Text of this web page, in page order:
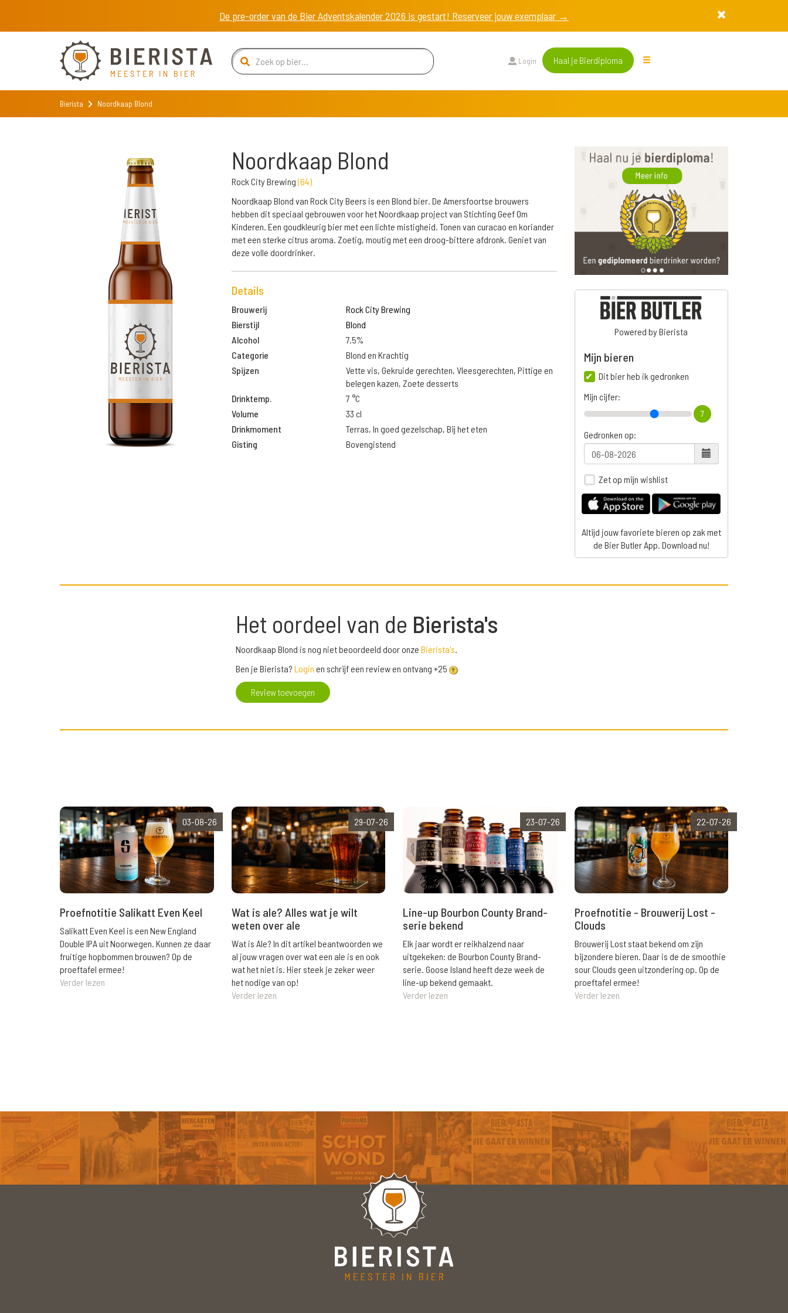
De pre-order van de Bier Adventskalender 2026 is gestart! Reserveer jouw exemplaar →
Login Haal je Bierdiploma
Bierista Noordkaap Blond
Noordkaap Blond
Rock City Brewing(64)
Noordkaap Blond van Rock City Beers is een Blond bier. De Amersfoortse brouwers
hebben dit speciaal gebrouwen voor het Noordkaap project van Stichting Geef Om
Kinderen. Een goudkleurig bier met een lichte mistigheid. Tonen van curacao en koriander
met een sterke citrus aroma. Zoetig, moutig met een droog-bittere afdronk. Geniet van
deze volle doordrinker.
Details
Brouwerij
Rock City Brewing
Bierstijl
Blond
Alcohol
7.5%
Categorie
Blond en Krachtig
Spijzen
Vette vis, Gekruide gerechten, Vleesgerechten, Pittige en
belegen kazen, Zoete desserts
Drinktemp.
7 °C
Volume
33 cl
Drinkmoment
Terras, In goed gezelschap, Bij het eten
Gisting
Bovengistend
Powered by Bierista
Mijn bieren
Dit bier heb ik gedronken
Mijn cijfer:
7
Gedronken op:
Zet op mijn wishlist
Altijd jouw favoriete bieren op zak met
de Bier Butler App. Download nu!
Het oordeel van de Bierista's
Noordkaap Blond is nog niet beoordeeld door onze Bierista's.
Ben je Bierista? Login en schrijf een review en ontvang +25
Review toevoegen
03-08-26
Proefnotitie Salikatt Even Keel
Salikatt Even Keel is een New England
Double IPA uit Noorwegen. Kunnen ze daar
fruitige hopbommen brouwen? Op de
proeftafel ermee!
Verder lezen
29-07-26
Wat is ale? Alles wat je wilt
weten over ale
Wat is Ale? In dit artikel beantwoorden we
al jouw vragen over wat een ale is en ook
wat het niet is. Hier steek je zeker weer
het nodige van op!
Verder lezen
23-07-26
Line-up Bourbon County Brand-
serie bekend
Elk jaar wordt er reikhalzend naar
uitgekeken: de Bourbon County Brand-
serie. Goose Island heeft deze week de
line-up bekend gemaakt.
Verder lezen
22-07-26
Proefnotitie - Brouwerij Lost -
Clouds
Brouwerij Lost staat bekend om zijn
bijzondere bieren. Daar is de de smoothie
sour Clouds geen uitzondering op. Op de
proeftafel ermee!
Verder lezen